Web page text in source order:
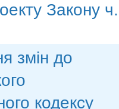
Закону ч.
змін до
кодексу